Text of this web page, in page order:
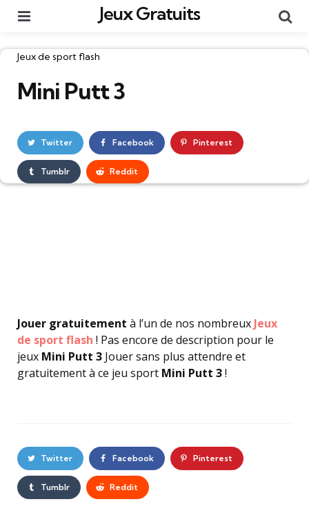
Jeux Gratuits
Catégories
Jeux de sport flash
Mini Putt 3
Twitter Facebook Pinterest
Tumblr Reddit
Jouer gratuitement à l’un de nos nombreux Jeux
de sport flash ! Pas encore de description pour le
jeux Mini Putt 3 Jouer sans plus attendre et
gratuitement à ce jeu sport Mini Putt 3!
Twitter Facebook Pinterest
Tumblr Reddit